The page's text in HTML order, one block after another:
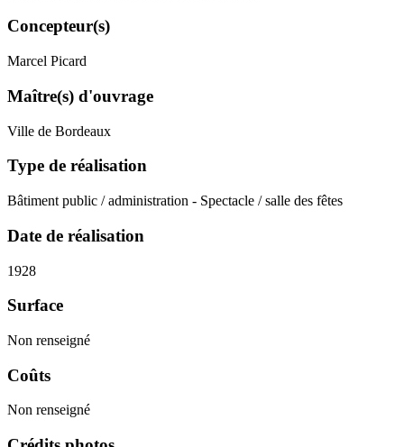
Concepteur(s)
Marcel Picard
Maître(s) d'ouvrage
Ville de Bordeaux
Type de réalisation
Bâtiment public / administration - Spectacle / salle des fêtes
Date de réalisation
1928
Surface
Non renseigné
Coûts
Non renseigné